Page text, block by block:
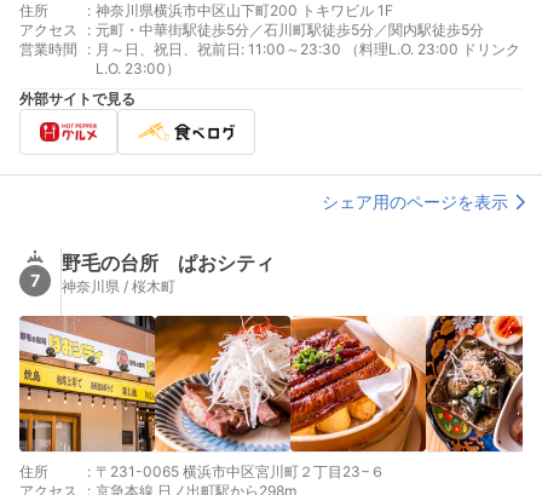
住所 : 神奈川県横浜市中区山下町200 トキワビル 1F
アクセス
: 元町・中華街駅徒歩5分／石川町駅徒歩5分／関内駅徒歩5分
営業時間
: 月～日、祝日、祝前日: 11:00～23:30 （料理L.O. 23:00 ドリンク
L.O. 23:00）
外部サイトで見る
シェア用のページを表示
7
野毛の台所 ぱおシティ
神奈川県 / 桜木町
住所 : 〒231-0065 横浜市中区宮川町２丁目23−６
アクセス
: 京急本線 日ノ出町駅から298m